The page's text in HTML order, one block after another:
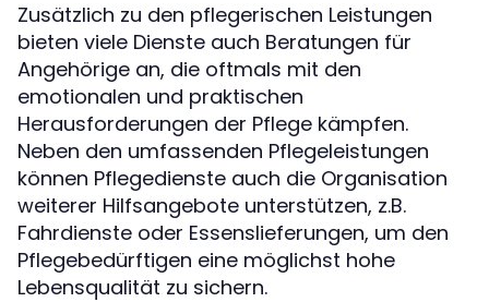
Zusätzlich zu den pflegerischen Leistungen
bieten viele Dienste auch Beratungen für
Angehörige an, die oftmals mit den
emotionalen und praktischen
Herausforderungen der Pflege kämpfen.
Neben den umfassenden Pflegeleistungen
können Pflegedienste auch die Organisation
weiterer Hilfsangebote unterstützen, z.B.
Fahrdienste oder Essenslieferungen, um den
Pflegebedürftigen eine möglichst hohe
Lebensqualität zu sichern.